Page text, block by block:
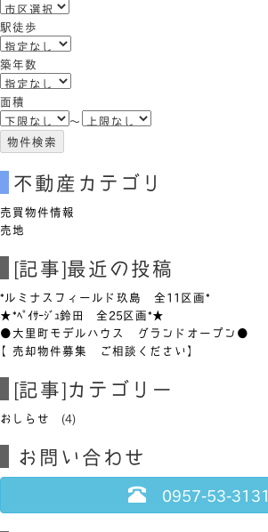
駅徒歩
築年数
面積
～
不動産カテゴリ
売買物件情報
売地
[記事]最近の投稿
*ルミナスフィールド玖島 全11区画*
★*ﾍﾟｲｻｰｼﾞｭ鈴田 全25区画*★
●大里町モデルハウス グランドオープン●
【売却物件募集 ご相談ください】
[記事]カテゴリー
おしらせ (4)
お問い合わせ
0957-53-3131